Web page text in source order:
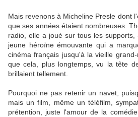
Mais revenons à Micheline Presle dont
que ses années étaient nombreuses.
radio, elle a joué sur tous les
jeune héroïne émouvante qui a
cinéma français jusqu'à la vieille
que cela, plus longtemps, vu la tête
brillaient tellement.
Pourquoi ne pas retenir un navet,
mais un film, même un téléfilm,
prétention, juste l'amour de la